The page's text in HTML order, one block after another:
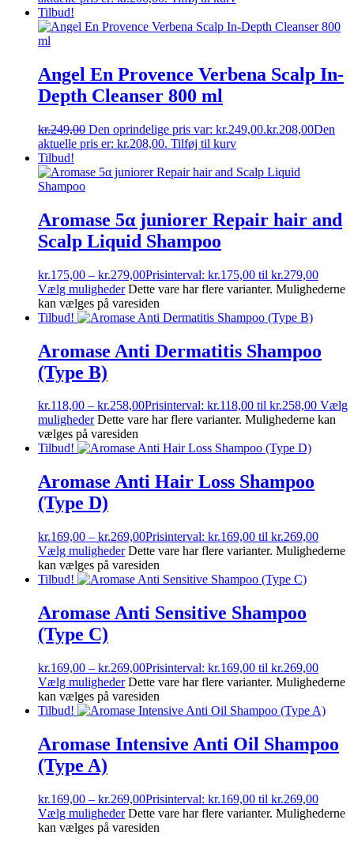
Tilbud!
Angel En Provence Verbena Scalp In-
Depth Cleanser 800 ml
kr.249,00 Den oprindelige pris var: kr.249,00.kr.208,00Den
aktuelle pris er: kr.208,00. Tilføj til kurv
Tilbud!
Aromase 5α juniorer Repair hair and
Scalp Liquid Shampoo
kr.175,00 – kr.279,00Prisinterval: kr.175,00 til kr.279,00
Vælg muligheder Dette vare har flere varianter. Mulighederne
kan vælges på varesiden
Tilbud!
Aromase Anti Dermatitis Shampoo
(Type B)
kr.118,00 – kr.258,00Prisinterval: kr.118,00 til kr.258,00 Vælg
muligheder Dette vare har flere varianter. Mulighederne kan
vælges på varesiden
Tilbud!
Aromase Anti Hair Loss Shampoo
(Type D)
kr.169,00 – kr.269,00Prisinterval: kr.169,00 til kr.269,00
Vælg muligheder Dette vare har flere varianter. Mulighederne
kan vælges på varesiden
Tilbud!
Aromase Anti Sensitive Shampoo
(Type C)
kr.169,00 – kr.269,00Prisinterval: kr.169,00 til kr.269,00
Vælg muligheder Dette vare har flere varianter. Mulighederne
kan vælges på varesiden
Tilbud!
Aromase Intensive Anti Oil Shampoo
(Type A)
kr.169,00 – kr.269,00Prisinterval: kr.169,00 til kr.269,00
Vælg muligheder Dette vare har flere varianter. Mulighederne
kan vælges på varesiden